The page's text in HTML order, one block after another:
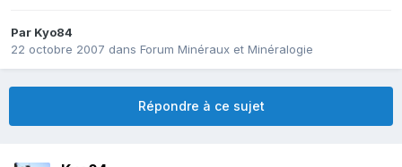
Par Kyo84
22 octobre 2007 dans Forum Minéraux et Minéralogie
Répondre à ce sujet